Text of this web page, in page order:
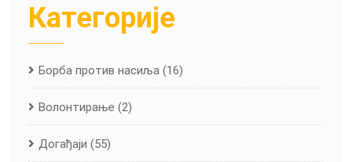
Категорије
Борба против насиља (16)
Волонтирање (2)
Догађаји (55)